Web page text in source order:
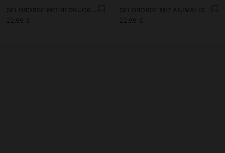
GELDBÖRSE MIT BEDRUCKTEM ANIMAL-DESIGN UND TEXTUR L
22,99 €
GELDBÖRSE MIT ANIMALISCHEM BEDRUCKT UND TEXTUR M
22,99 €